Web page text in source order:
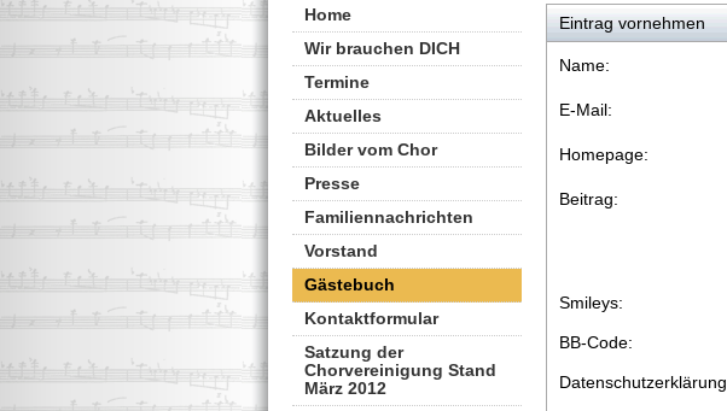
Home
Wir brauchen DICH
Termine
Aktuelles
Bilder vom Chor
Presse
Familiennachrichten
Vorstand
Gästebuch
Kontaktformular
Satzung der
Chorvereinigung Stand
März 2012
Eintrag vornehmen
Name:
E-Mail:
Homepage:
Beitrag:
Smileys:
BB-Code:
Datenschutzerklärung